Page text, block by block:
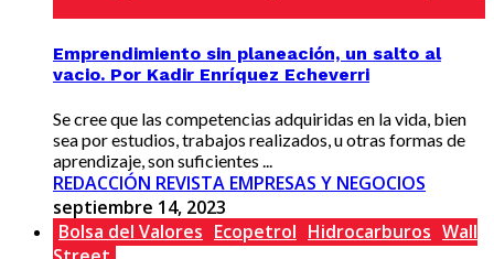
Emprendimiento sin planeación, un salto al
vacio. Por Kadir Enríquez Echeverri
Se cree que las competencias adquiridas en la vida, bien
sea por estudios, trabajos realizados, u otras formas de
aprendizaje, son suficientes ...
REDACCIÓN REVISTA EMPRESAS Y NEGOCIOS
septiembre 14, 2023
Bolsa del Valores Ecopetrol Hidrocarburos Wall